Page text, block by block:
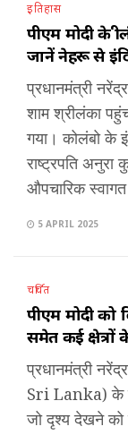
इतिहास
पीएम मोदी के
जानें नेहरू से
प्रधानमंत्री
शाम श्रीलंका
गया। कोलंबो के
राष्ट्रपति अनुरा
औपचारिक
5 APRIL 2025
चर्चित
पीएम मोदी को
समेत कई क्षेत्रों
प्रधानमंत्री
Sri Lanka) के
जो दृश्य देखने को